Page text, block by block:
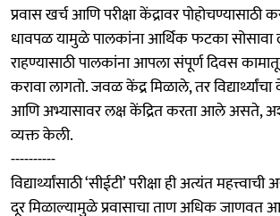
प्रवास खर्च आणि परीक्षा केंद्रावर पोहोचण्यासाठी
धावपळ यामुळे पालकांना आर्थिक फटका सोसावा
राहण्यासाठी पालकांना आपला संपूर्ण दिवस
करावा लागतो. जवळ केंद्र मिळाले, तर
आणि अभ्यासावर लक्ष केंद्रित करता आले असते,
व्यक्त केली.
----------
विद्यार्थ्यांसाठी ‘सीईटी’ परीक्षा ही अत्यंत महत्त्वाची
दूर मिळाल्यामुळे प्रवासाचा ताण अधिक जाणवत